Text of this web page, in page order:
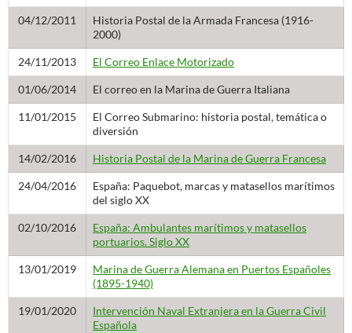
04/12/2011
Historia Postal de la Armada Francesa (1916-
2000)
24/11/2013 El Correo Enlace Motorizado
01/06/2014 El correo en la Marina de Guerra Italiana
11/01/2015
El Correo Submarino: historia postal, temática o
diversión
14/02/2016 Historia Postal de la Marina de Guerra Francesa
24/04/2016
España: Paquebot, marcas y matasellos marítimos
del siglo XX
02/10/2016
España: Ambulantes marítimos y matasellos
portuarios. Siglo XX
13/01/2019
Marina de Guerra Alemana en Puertos Españoles
(1895-1940)
19/01/2020
Intervención Naval Extranjera en la Guerra Civil
Española